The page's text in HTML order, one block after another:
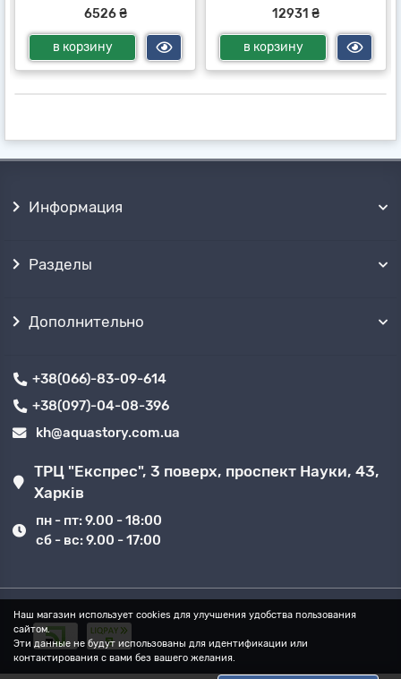
6526 ₴
в корзину
12931 ₴
в корзину
Наш магазин использует cookies для улучшения удобства пользования
сайтом.
Эти данные не будут использованы для идентификации или
контактирования с вами без вашего желания.
Информация
Разделы
Дополнительно
+38(066)-83-09-614
+38(097)-04-08-396
kh@aquastory.com.ua
ТРЦ "Експрес", 3 поверх, проспект Науки, 43,
Харків
пн - пт: 9.00 - 18:00
сб - вс: 9.00 - 17:00